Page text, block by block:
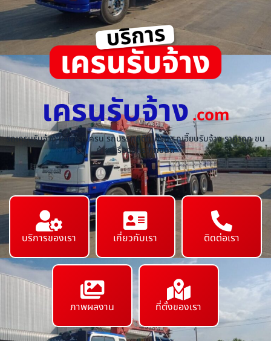
เครนรับจ้าง.com
รถเครนรับจ้าง ให้เช่ารถเครน รถบรรทุกติดเครน รถเฮี๊ยบรับจ้าง ราคาถูก ขน
ย้ายเครื่องจักร ทุกชนิด
บริการของเรา เกี่ยวกับเรา ติดต่อเรา
ภาพผลงาน ที่ตั้งของเรา